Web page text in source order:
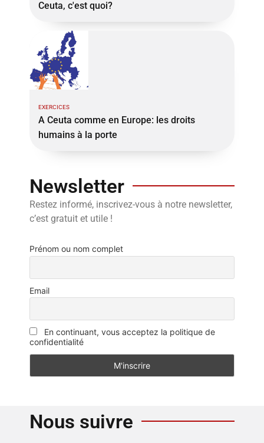
Ceuta, c'est quoi?
EXERCICES
A Ceuta comme en Europe: les droits
humains à la porte
Newsletter
Restez informé, inscrivez-vous à notre newsletter,
c’est gratuit et utile !
Prénom ou nom complet
Email
En continuant, vous acceptez la politique de
confidentialité
Nous suivre